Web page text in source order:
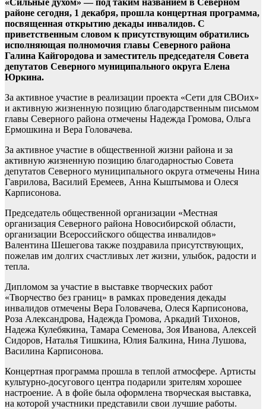
«Сильные духом» — под таким названием в Северном
районе сегодня, 1 декабря, прошла концертная программа,
посвященная открытию декады инвалидов. С
приветственным словом к присутствующим обратились
исполняющая полномочия главы Северного района
Галина Кайгородова и заместитель председателя Совета
депутатов Северного муниципального округа Елена
Юркина.
За активное участие в реализации проекта «Сети для СВОих»
и активную жизненную позицию благодарственным письмом
главы Северного района отмечены Надежда Громова, Ольга
Ермошкина и Вера Головачева.
За активное участие в общественной жизни района и за
активную жизненную позицию благодарностью Совета
депутатов Северного муниципального округа отмечены Нина
Гаврилова, Василий Еремеев, Анна Кыштымова и Олеся
Карписонова.
Председатель общественной организации «Местная
организация Северного района Новосибирской области,
организации Всероссийского общества инвалидов»
Валентина Шешегова также поздравила присутствующих,
пожелав им долгих счастливых лет жизни, улыбок, радости и
тепла.
Дипломом за участие в выставке творческих работ
«Творчество без границ» в рамках проведения декады
инвалидов отмечены Вера Головачева, Олеся Карписонова,
Роза Александрова, Надежда Громова, Аркадий Тихонов,
Надежа Кулебякина, Тамара Семенова, Зоя Иванова, Алексей
Сидоров, Наталья Тишкина, Юлия Балкина, Нина Лушова,
Василина Карписонова.
Концертная программа прошла в теплой атмосфере. Артисты
культурно-досугового центра подарили зрителям хорошее
настроение. А в фойе была оформлена творческая выставка,
на которой участники представили свои лучшие работы.